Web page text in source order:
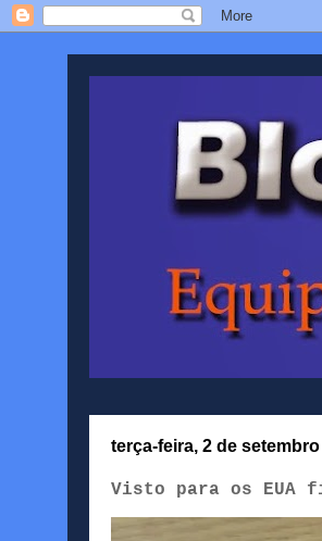
terça-feira, 2 de
Visto para os EUA